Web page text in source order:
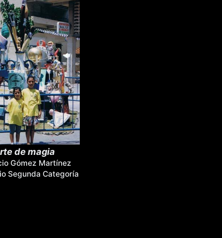
de magia
Gómez Martínez
Segunda Categoría